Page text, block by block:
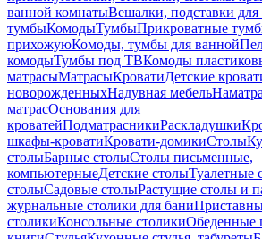
ванной комнатыВешалки, подставки для
тумбыКомодыТумбыПрикроватные
прихожуюКомоды, тумбы для ванной
комодыТумбы под ТВКомоды
матрасыМатрасыКроватиДетские
новорожденныхНадувная мебель
матрасОснования для
кроватейПодматрасникиРаскладушки
шкафы-кроватиКровати-домикиСтолы
столыБарные столыСтолы письменные,
компьютерныеДетские столыТуалетные
столыСадовые столыРастущие столы и
журнальные столики для бани
столикиКонсольные столикиОбеденные